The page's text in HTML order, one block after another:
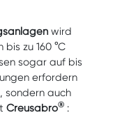
wird
zu 160 °C
sogar auf bis
erfordern
sondern auch
Creusabro® :